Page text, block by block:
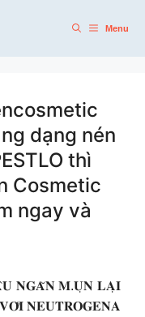
Menu
dạng nén
thì
Cosmetic
ngay và
𝐍𝐆𝐀̆𝐍 𝐌.𝐔̣𝐍 𝐋𝐀̣𝐈
𝐍𝐄𝐔𝐓𝐑𝐎𝐆𝐄𝐍𝐀